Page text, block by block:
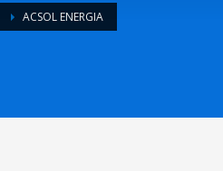
ACSOL ENERGIA